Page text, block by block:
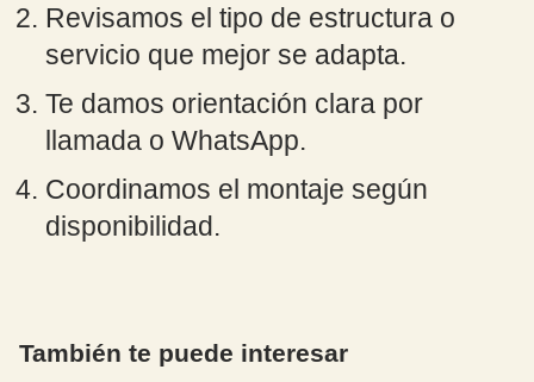
Revisamos el tipo de estructura o
servicio que mejor se adapta.
Te damos orientación clara por
llamada o WhatsApp.
Coordinamos el montaje según
disponibilidad.
También te puede interesar